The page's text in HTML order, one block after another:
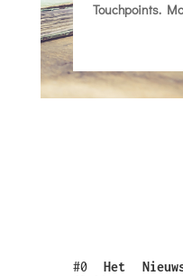
Touchpoints.
#0Het